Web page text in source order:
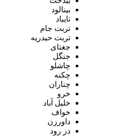
بینالود
تایباد
تربت جام
تربت حیدریه
جغتای
جنگل
چاشلو
چکنه
چناران
خرو
خلیل آباد
خواف
داورزن
در رود